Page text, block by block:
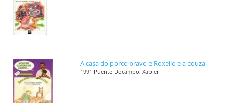
A casa do porco bravo e Roxelio e a couza
1991 Puente Docampo, Xabier